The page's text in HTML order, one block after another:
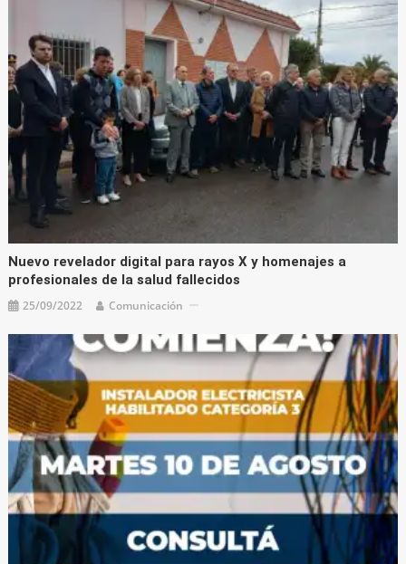
Nuevo revelador digital para rayos X y homenajes a
profesionales de la salud fallecidos
25/09/2022 Comunicación